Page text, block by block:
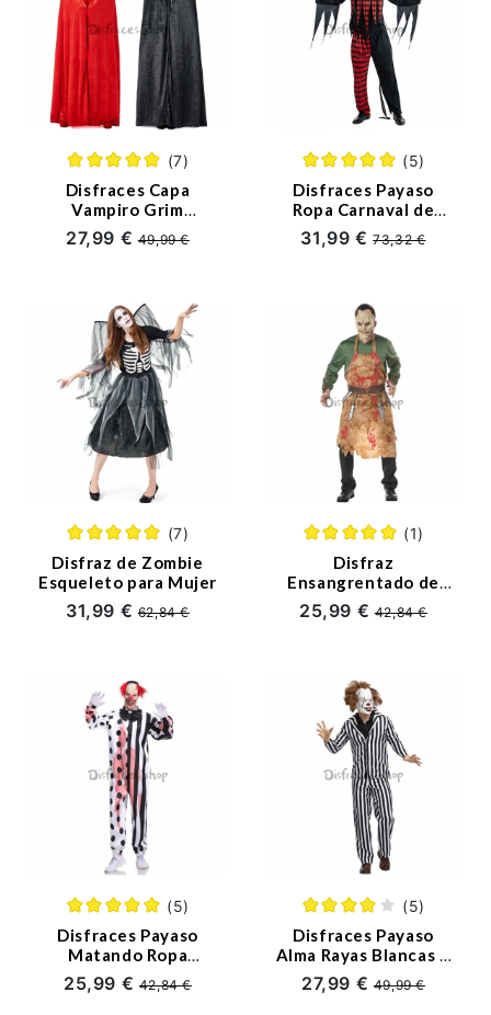
(7)
Disfraces Capa
Vampiro Grim
Reapere con Capa
Halloween para
27,99 €49,99 €
(5)
Disfraces Payaso
Ropa Carnaval de
Halloween
31,99 €73,32 €
(7)
Disfraz de Zombie
Esqueleto para Mujer
31,99 €62,84 €
(1)
Disfraz
Ensangrentado de
Carnicero Sangriento
para Hombre
25,99 €42,84 €
(5)
Disfraces Payaso
Matando Ropa
Maníaca Angrientos
de Halloween para
25,99 €42,84 €
(5)
Disfraces Payaso
Alma Rayas Blancas Y
Negras Halloween
para Hombre
27,99 €49,99 €